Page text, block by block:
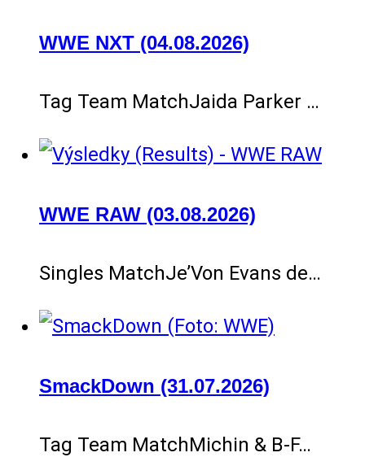
WWE NXT (04.08.2026)
Tag Team MatchJaida Parker …
WWE RAW (03.08.2026)
Singles MatchJe’Von Evans de…
SmackDown (31.07.2026)
Tag Team MatchMichin & B-F…